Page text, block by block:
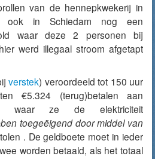
van de hennepkwekerij in
ook in Schiedam nog een
waar deze 2 personen bij
werd illegaal stroom afgetapt
verstek) veroordeeld tot 150 uur
€5.324 (terug)betalen aan
waar ze de elektriciteit
toegeëigend door middel van
. De geldboete moet in ieder
worden betaald, als het totaal